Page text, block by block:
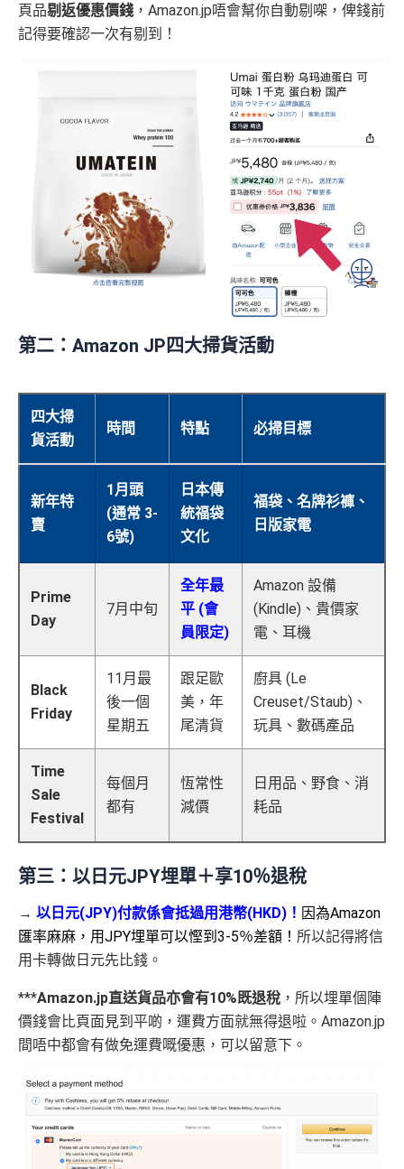
頁品剔返優惠價錢 ，Amazon.jp唔會幫你自動剔㗎，俾錢前
記得要確認一次有剔到！
第二：Amazon JP四大掃貨活動
四大掃
貨活動
時間 特點 必掃目標
新年特
賣
1月頭
(通常 3-
6號)
日本傳
統福袋
文化
福袋、名牌衫褲、
日版家電
Prime
Day
7月中旬
全年最
平 (會
員限定)
Amazon 設備
(Kindle)、貴價家
電、耳機
Black
Friday
11月最
後一個
星期五
跟足歐
美，年
尾清貨
廚具 (Le
Creuset/Staub)、
玩具、數碼產品
Time
Sale
Festival
每個月
都有
恆常性
減價
日用品、野食、消
耗品
第三：以日元JPY埋單＋享10％退稅
→ 以日元(JPY)付款係會抵過用港幣(HKD)！ 因為Amazon
匯率麻麻，用JPY埋單可以慳到3-5％差額！ 所以記得將信
用卡轉做日元先比錢。
***Amazon.jp直送貨品亦會有10%既退稅 ，所以埋單個陣
價錢會比頁面見到平啲，運費方面就無得退啦。Amazon.jp
間唔中都會有做免運費嘅優惠，可以留意下。